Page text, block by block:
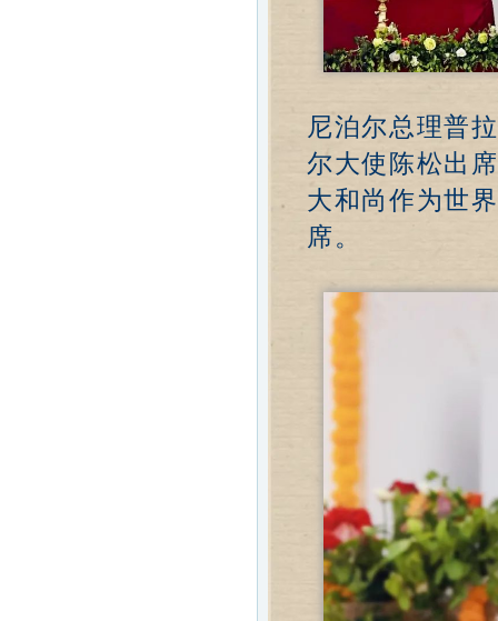
尼泊尔总理普
尔大使陈松出
大和尚作为世
席。